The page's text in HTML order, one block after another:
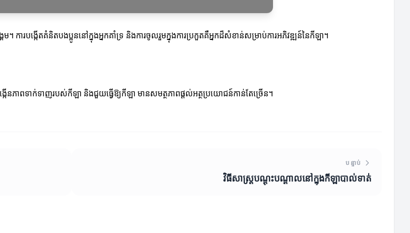
។ ការបង្កើតគំនិតបងប្អូននៅក្នុងអ្នកគាំទ្រ និងការចូលរួមក្នុងការប្រកួតគឺអ្នកដ៏សំខាន់សម្រាប់ការអភិវឌ្ឍន៍នៃកីឡា។
នភាពទាក់ទាញរបស់កីឡា និងជួយធ្វើឱ្យកីឡា មានសមត្ថភាពផ្ដល់អត្ថប្រយោជន៍កាន់តែច្រើន។
បន្ទាប់
វិធីសាស្រ្តបណ្ដុះបណ្ដាលនៅក្នុងកីឡាបាល់ទាត់